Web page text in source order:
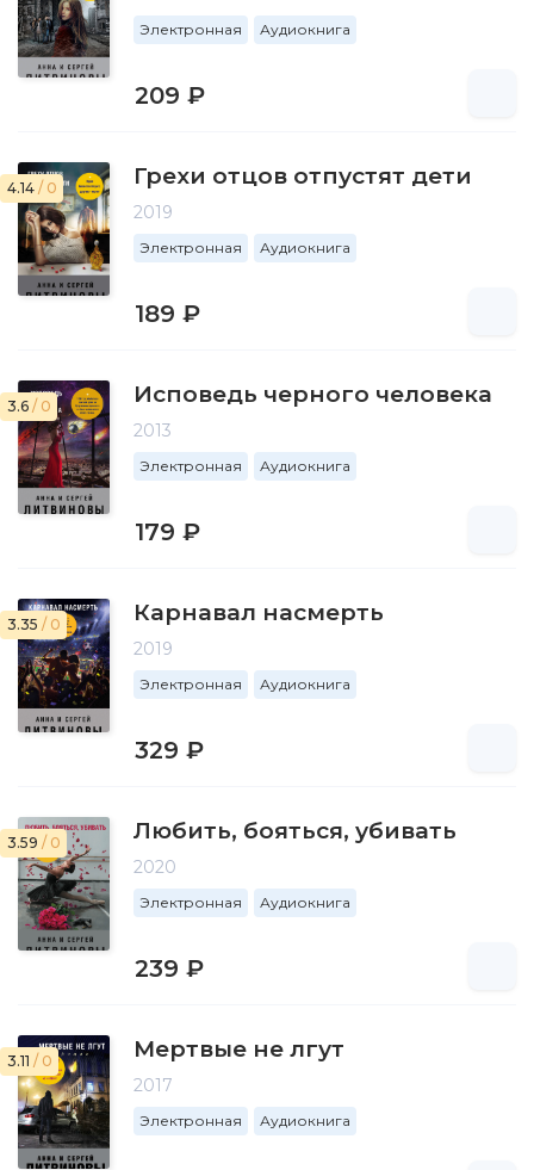
Электронная Аудиокнига
209 ₽
4.14 / 0 Грехи отцов отпустят дети
2019
Электронная Аудиокнига
189 ₽
3.6 / 0 Исповедь черного человека
2013
Электронная Аудиокнига
179 ₽
3.35 / 0 Карнавал насмерть
2019
Электронная Аудиокнига
329 ₽
3.59 / 0 Любить, бояться, убивать
2020
Электронная Аудиокнига
239 ₽
3.11 / 0 Мертвые не лгут
2017
Электронная Аудиокнига